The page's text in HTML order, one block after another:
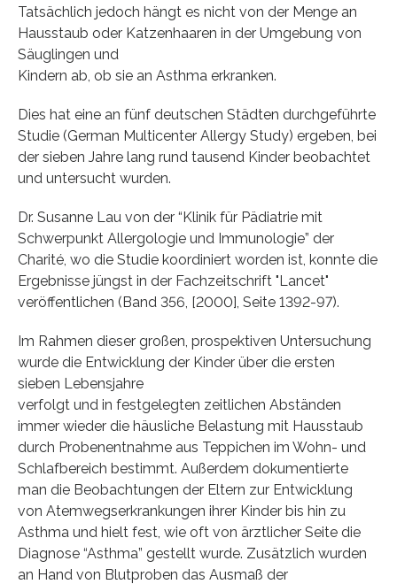
Tatsächlich jedoch hängt es nicht von der Menge an
Hausstaub oder Katzenhaaren in der Umgebung von
Säuglingen und
Kindern ab, ob sie an Asthma erkranken.
Dies hat eine an fünf deutschen Städten durchgeführte
Studie (German Multicenter Allergy Study) ergeben, bei
der sieben Jahre lang rund tausend Kinder beobachtet
und untersucht wurden.
Dr. Susanne Lau von der “Klinik für Pädiatrie mit
Schwerpunkt Allergologie und Immunologie” der
Charité, wo die Studie koordiniert worden ist, konnte die
Ergebnisse jüngst in der Fachzeitschrift "Lancet"
veröffentlichen (Band 356, [2000], Seite 1392-97).
Im Rahmen dieser großen, prospektiven Untersuchung
wurde die Entwicklung der Kinder über die ersten
sieben Lebensjahre
verfolgt und in festgelegten zeitlichen Abständen
immer wieder die häusliche Belastung mit Hausstaub
durch Probenentnahme aus Teppichen im Wohn- und
Schlafbereich bestimmt. Außerdem dokumentierte
man die Beobachtungen der Eltern zur Entwicklung
von Atemwegserkrankungen ihrer Kinder bis hin zu
Asthma und hielt fest, wie oft von ärztlicher Seite die
Diagnose “Asthma” gestellt wurde. Zusätzlich wurden
an Hand von Blutproben das Ausmaß der